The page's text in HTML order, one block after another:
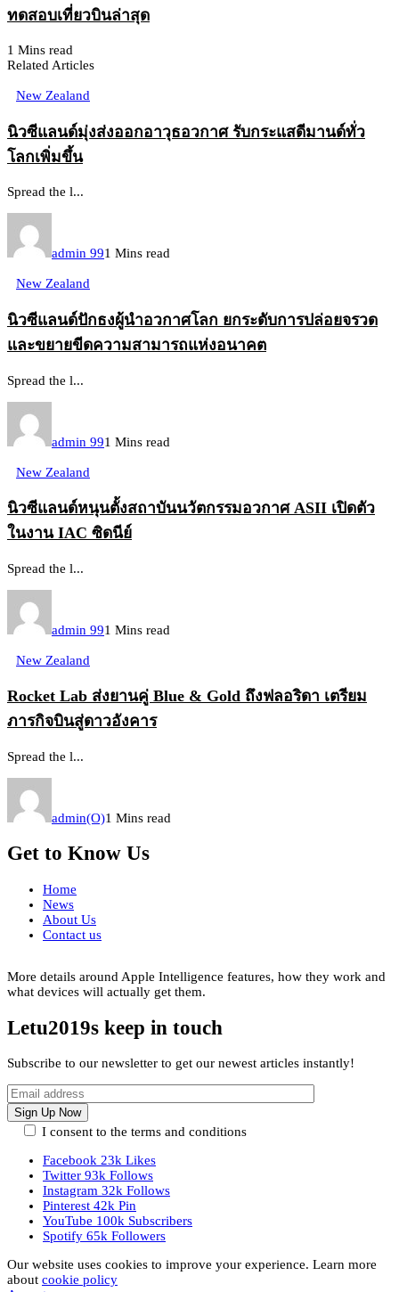
ทดสอบเที่ยวบินล่าสุด
1 Mins read
Related Articles
New Zealand
นิวซีแลนด์มุ่งส่งออกอาวุธอวกาศ รับกระแสดีมานด์ทั่ว
โลกเพิ่มขึ้น
Spread the l...
admin 991 Mins read
New Zealand
นิวซีแลนด์ปักธงผู้นำอวกาศโลก ยกระดับการปล่อยจรวด
และขยายขีดความสามารถแห่งอนาคต
Spread the l...
admin 991 Mins read
New Zealand
นิวซีแลนด์หนุนตั้งสถาบันนวัตกรรมอวกาศ ASII เปิดตัว
ในงาน IAC ซิดนีย์
Spread the l...
admin 991 Mins read
New Zealand
Rocket Lab ส่งยานคู่ Blue & Gold ถึงฟลอริดา เตรียม
ภารกิจบินสู่ดาวอังคาร
Spread the l...
admin(O)1 Mins read
Get to Know Us
Home
News
About Us
Contact us
More details around Apple Intelligence features, how they work and
what devices will actually get them.
Letu2019s keep in touch
Subscribe to our newsletter to get our newest articles instantly!
I consent to the terms and conditions
Facebook 23k Likes
Twitter 93k Follows
Instagram 32k Follows
Pinterest 42k Pin
YouTube 100k Subscribers
Spotify 65k Followers
Our website uses cookies to improve your experience. Learn more
about cookie policy